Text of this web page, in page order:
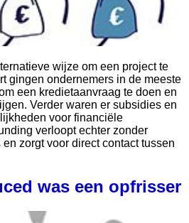
wijze om een project te
gingen ondernemers in de meeste
een kredietaanvraag te doen en
Verder waren er subsidies en
voor financiële
verloopt echter zonder
zorgt voor direct contact tussen
was een opfrisser